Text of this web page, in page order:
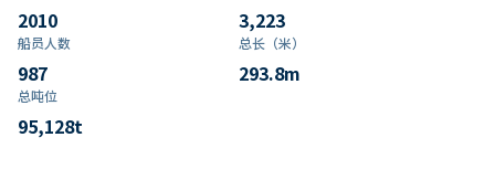
2010 3,223
船员人数
987
总长（米）
293.8m
总吨位
95,128t